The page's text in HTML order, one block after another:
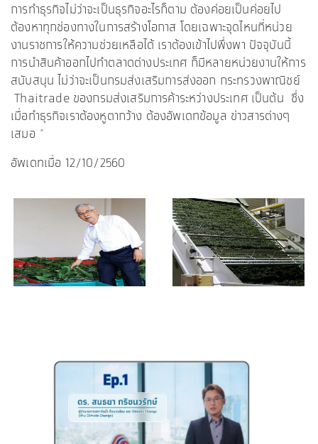
การทำธุรกิจไม่ว่าจะเป็นธุรกิจอะไรก็ตาม ต้องค่อยเป็นค่อยไป
ต้องหาทุกช่องทางในการสร้างโอกาส โดยเฉพาะจุดไหนที่หน่วย
งานราชการให้ความช่วยเหลือได้ เราต้องเข้าไปพึ่งพา ปัจจุบันนี้
การนำสินค้าออกไปทำตลาดต่างประเทศ ก็มีหลายหน่วยงานให้การ
สนับสนุน ไม่ว่าจะเป็นกรมส่งเสริมการส่งออก กระทรวงพาณิชย์
Thaitrade ของกรมส่งเสริมการค้าระหว่างประเทศ เป็นต้น ซึ่ง
เมื่อทำธุรกิจเราต้องหูตากว้าง ต้องอัพเดทข้อมูล ข่าวสารต่างๆ
เสมอ “
อัพเดทเมื่อ 12/10/2560